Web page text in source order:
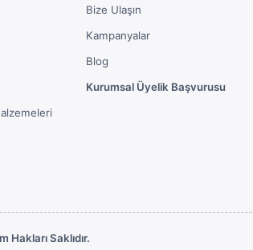
Bize Ulaşın
Kampanyalar
Blog
Kurumsal Üyelik Başvurusu
Saklıdır.